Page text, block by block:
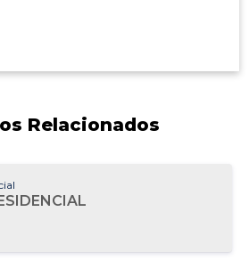
Relacionados